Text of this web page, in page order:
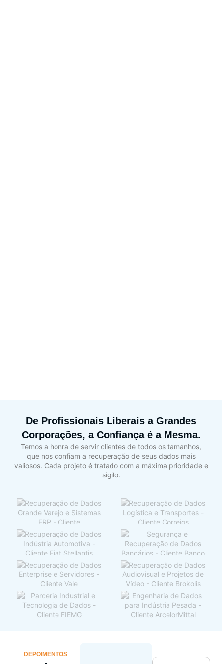
De Profissionais Liberais a Grandes
Corporações, a Confiança é a Mesma.
Temos a honra de servir clientes de todos os tamanhos,
que nos confiam a recuperação de seus dados mais
valiosos. Cada projeto é tratado com a máxima prioridade e
sigilo.
DEPOIMENTOS